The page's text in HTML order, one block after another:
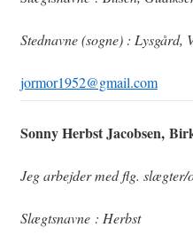
Stednavne (sogne) : Lysgård,
jormor1952@gmail.com
Sonny Herbst Jacobsen,
Jeg arbejder med flg. slægter/
Slægtsnavne : Herbst